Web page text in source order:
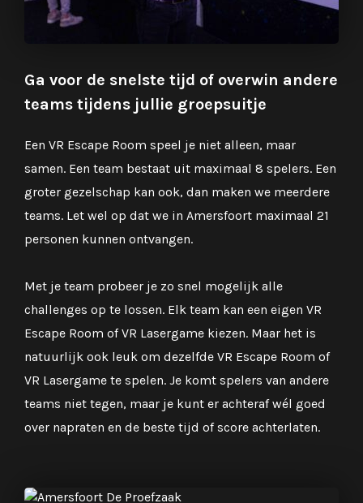
Ga voor de snelste tijd of overwin andere
teams tijdens jullie groepsuitje
Een VR Escape Room speel je niet alleen, maar
samen. Een team bestaat uit maximaal 8 spelers. Een
groter gezelschap kan ook, dan maken we meerdere
teams. Let wel op dat we in Amersfoort maximaal 21
personen kunnen ontvangen.
Met je team probeer je zo snel mogelijk alle
challenges op te lossen. Elk team kan een eigen VR
Escape Room of VR Lasergame kiezen. Maar het is
natuurlijk ook leuk om dezelfde VR Escape Room of
VR Lasergame te spelen. Je komt spelers van andere
teams niet tegen, maar je kunt er achteraf wél goed
over napraten en de beste tijd of score achterlaten.